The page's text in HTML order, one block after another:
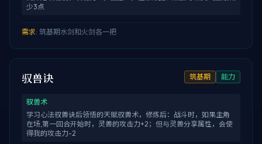
少3点
需求: 筑基期水剑和火剑各一把
驭兽诀 筑基期 能力
驭兽术
学习心法驭兽诀后领悟的天赋驭兽术，修炼后：战斗时，如果主角
在场,第一回合开始时，灵兽的攻击力+2；但与灵兽分享属性，会使
得我的攻击力-2